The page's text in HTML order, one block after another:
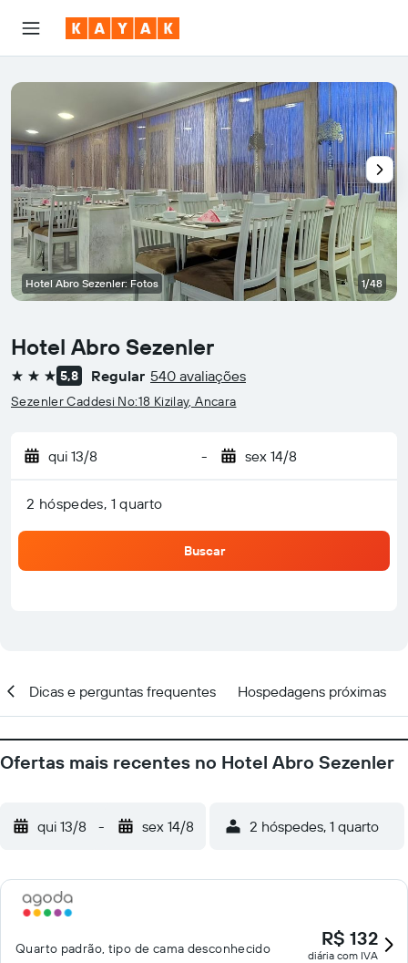
Hotel Abro Sezenler
3 estrelas5,8 Regular 540 avaliações
Sezenler Caddesi No:18 Kizilay, Ancara
qui 13/8 - sex 14/8
2 hóspedes, 1 quarto
Buscar
Hotel Abro Sezenler: Fotos 1/48
Dicas e perguntas frequentes Hospedagens próximas
Ofertas mais recentes no Hotel Abro Sezenler
qui 13/8 - sex 14/8 2 hóspedes, 1 quarto
Quarto padrão, tipo de cama desconhecido R$ 132
diária com IVA